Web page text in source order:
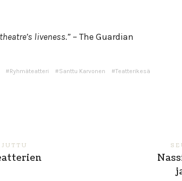
liveness.” – The Guardian
Ryhmäteatteri Santtu Karvonen Teatterikesä